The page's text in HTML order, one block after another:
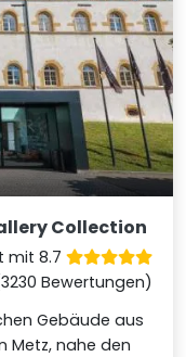
Collection
mit 8.7
Bewertungen)
Gebäude aus
Metz, nahe den